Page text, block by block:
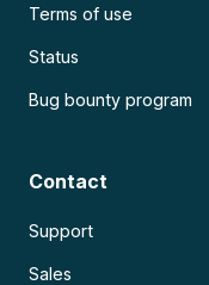
Terms of use
Status
Bug bounty program
Contact
Support
Sales